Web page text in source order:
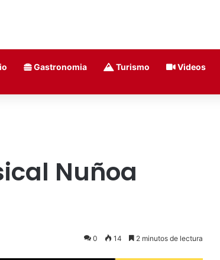
Gastronomia Turismo Videos
Nuñoa
0 14 2 minutos de lectura